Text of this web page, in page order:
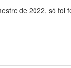
de 2022, só foi